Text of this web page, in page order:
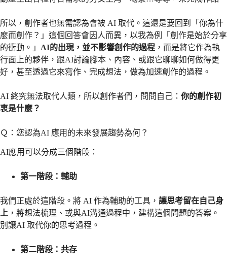
所以，創作者也無需認為會被 AI 取代。這還是要回到「你為什
麼而創作？」這個回答會因人而異，以我為例「創作是始於分享
的衝動。」 AI的出現，並不影響創作的過程 ，而是將它作為執
行面上的夥伴，跟AI討論腳本、內容、或跟它聊聊如何做得更
好，甚至透過它來寫作、完成想法，做為加速創作的過程。
AI 終究無法取代人類，所以創作者們，問問自己： 你的創作初
衷是什麼？
Ｑ：您認為AI 應用的未來發展趨勢為何？
AI應用可以分成三個階段：
第一階段：輔助
我們正處於這階段。將 AI 作為輔助的工具， 讓思考留在自己身
上 ，將想法梳理、或與AI溝通過程中，建構這個問題的答案。
別讓AI 取代你的思考過程。
第二階段：共存